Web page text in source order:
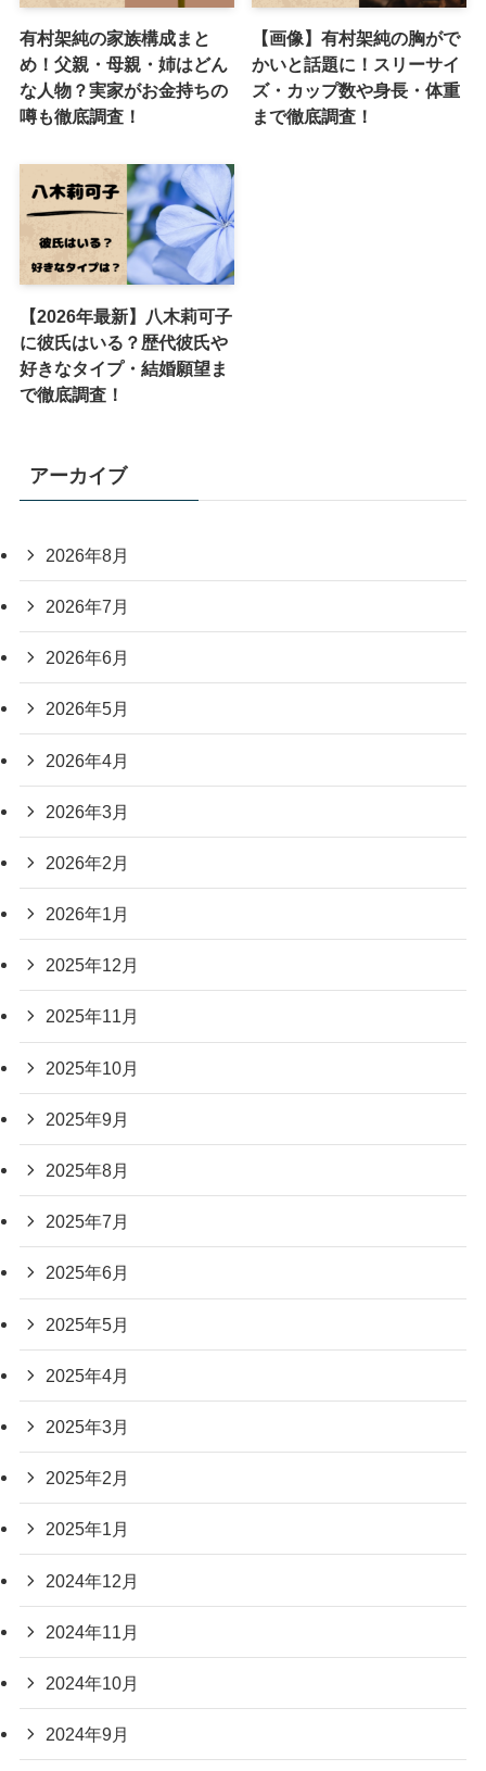
有村架純の家族構成まと
め！父親・母親・姉はどん
な人物？実家がお金持ちの
噂も徹底調査！
【画像】有村架純の胸がで
かいと話題に！スリーサイ
ズ・カップ数や身長・体重
まで徹底調査！
【2026年最新】八木莉可子
に彼氏はいる？歴代彼氏や
好きなタイプ・結婚願望ま
で徹底調査！
アーカイブ
2026年8月
2026年7月
2026年6月
2026年5月
2026年4月
2026年3月
2026年2月
2026年1月
2025年12月
2025年11月
2025年10月
2025年9月
2025年8月
2025年7月
2025年6月
2025年5月
2025年4月
2025年3月
2025年2月
2025年1月
2024年12月
2024年11月
2024年10月
2024年9月